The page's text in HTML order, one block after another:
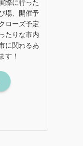
場、開催予
ローズ予定
たりな市内
に関わるあ
す！